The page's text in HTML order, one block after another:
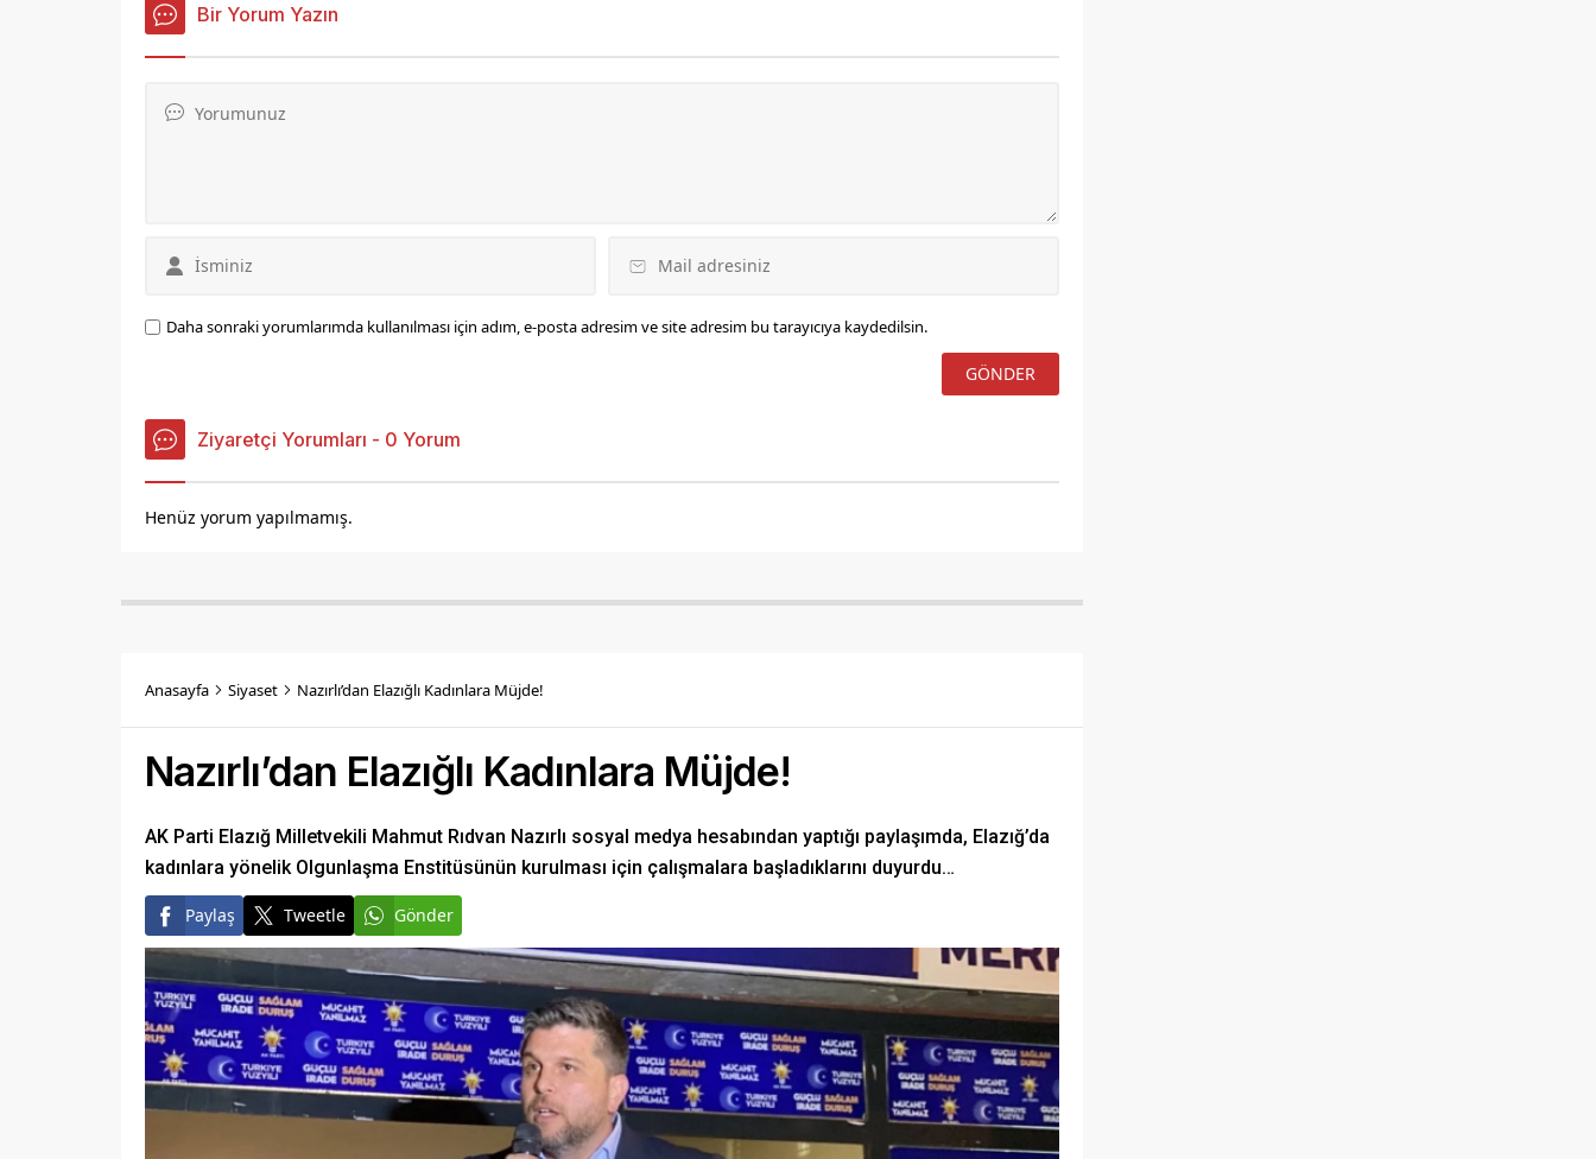
Bir Yorum Yazın
Daha sonraki yorumlarımda kullanılması için adım, e-posta adresim ve site adresim bu tarayıcıya kaydedilsin.
Ziyaretçi Yorumları - 0 Yorum
Henüz yorum yapılmamış.
Anasayfa Siyaset Nazırlı’dan Elazığlı Kadınlara Müjde!
Nazırlı’dan Elazığlı Kadınlara Müjde!
AK Parti Elazığ Milletvekili Mahmut Rıdvan Nazırlı sosyal medya hesabından yaptığı paylaşımda, Elazığ’da
kadınlara yönelik Olgunlaşma Enstitüsünün kurulması için çalışmalara başladıklarını duyurdu…
Paylaş Tweetle Gönder